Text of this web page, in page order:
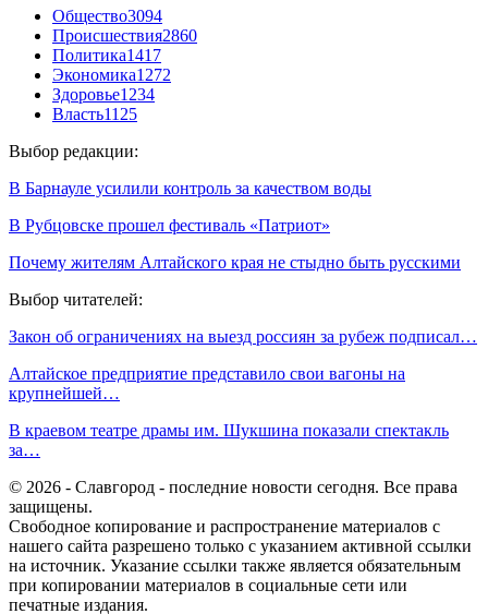
Общество3094
Происшествия2860
Политика1417
Экономика1272
Здоровье1234
Власть1125
Выбор редакции:
В Барнауле усилили контроль за качеством воды
В Рубцовске прошел фестиваль «Патриот»
Почему жителям Алтайского края не стыдно быть русскими
Выбор читателей:
Закон об ограничениях на выезд россиян за рубеж подписал…
Алтайское предприятие представило свои вагоны на
крупнейшей…
В краевом театре драмы им. Шукшина показали спектакль
за…
© 2026 - Славгород - последние новости сегодня. Все права
защищены.
Свободное копирование и распространение материалов с
нашего сайта разрешено только с указанием активной ссылки
на источник. Указание ссылки также является обязательным
при копировании материалов в социальные сети или
печатные издания.